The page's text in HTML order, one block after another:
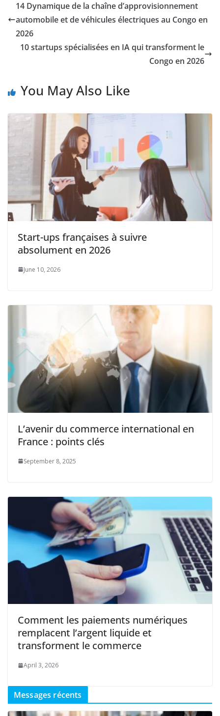
14 Dynamique de la chaîne d’approvisionnement
automobile et de véhicules électriques au Congo en
2026
10 startups spécialisées en IA qui transforment le
Congo en 2026
You May Also Like
Start-ups françaises à suivre
absolument en 2026
June 10, 2026
L’avenir du commerce international en
France : points clés
September 8, 2025
Comment les paiements numériques
remplacent l’argent liquide et
transforment le commerce
April 3, 2026
Messages récents